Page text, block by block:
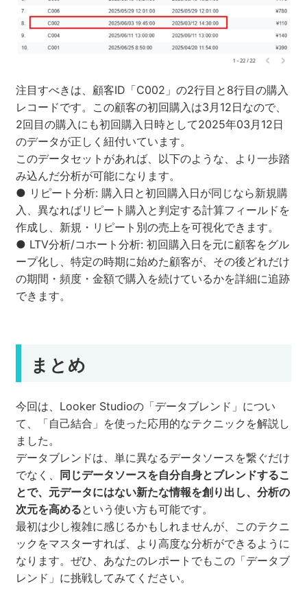
注目すべきは、顧客ID「C002」の2行目と8行目の購入
レコードです。この顧客の初回購入は3月12日なので、
2回目の購入にも初回購入日時として2025年03月12日
のデータが正しく紐付いています。
このデータセットがあれば、以下のような、より一歩踏
み込んだ分析が可能になります。
● リピート分析: 購入日と初回購入日が同じなら新規購
入、異なればリピート購入と判定する計算フィールドを
作成し、新規・リピート別の売上を可視化できます。
● LTV分析/コホート分析: 初回購入日を元に顧客をグル
ープ化し、特定の時期に始めた顧客が、その後どれだけ
の期間・頻度・金額で購入を続けているかを詳細に追跡
できます。
まとめ
今回は、Looker Studioの「データブレンド」につい
て、「自己結合」を使った応用的なテクニックを解説し
ました。
データブレンドは、単に異なるデータソースを繋ぐだけ
でなく、
同じデータソースを自分自身とブレンドするこ
とで、元データにはない新たな情報を創り出し、分析の
次元を高めるという使い方も可能です。
最初は少し複雑に感じるかもしれませんが、このテクニ
ックをマスターすれば、より高度な分析ができるように
なります。ぜひ、あなたのレポートでもこの「データブ
レンド」に挑戦してみてください。